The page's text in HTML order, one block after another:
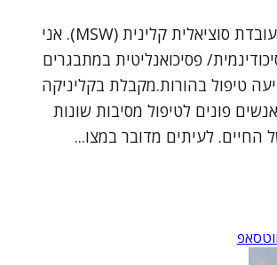
שמי גל ויינשטיין, עובדת סוציאלית קלינית (MSW). אני
פסיכואנליטית במתבגרים
טיפול בהורות.מקבלת בקליניקה
פונים לטיפול מסיבות שונות
החיים. לעיתים מדובר במצו...